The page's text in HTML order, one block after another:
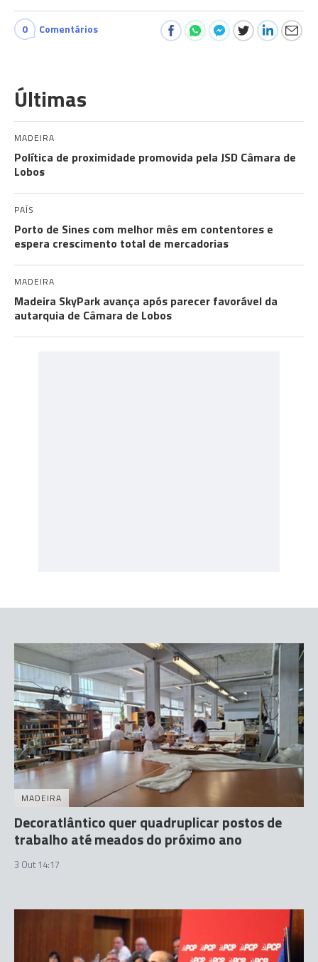
0 Comentários
Últimas
MADEIRA
Política de proximidade promovida pela JSD Câmara de
Lobos
PAÍS
Porto de Sines com melhor mês em contentores e
espera crescimento total de mercadorias
MADEIRA
Madeira SkyPark avança após parecer favorável da
autarquia de Câmara de Lobos
MADEIRA
Decoratlântico quer quadruplicar postos de
trabalho até meados do próximo ano
3 Out 14:17